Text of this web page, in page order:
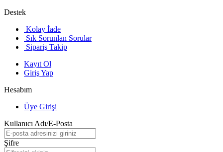
Destek
Kolay İade
Sık Sorunlan Sorular
Sipariş Takip
Kayıt Ol
Giriş Yap
Hesabım
Üye Girişi
Kullanıcı Adı/E-Posta
Şifre